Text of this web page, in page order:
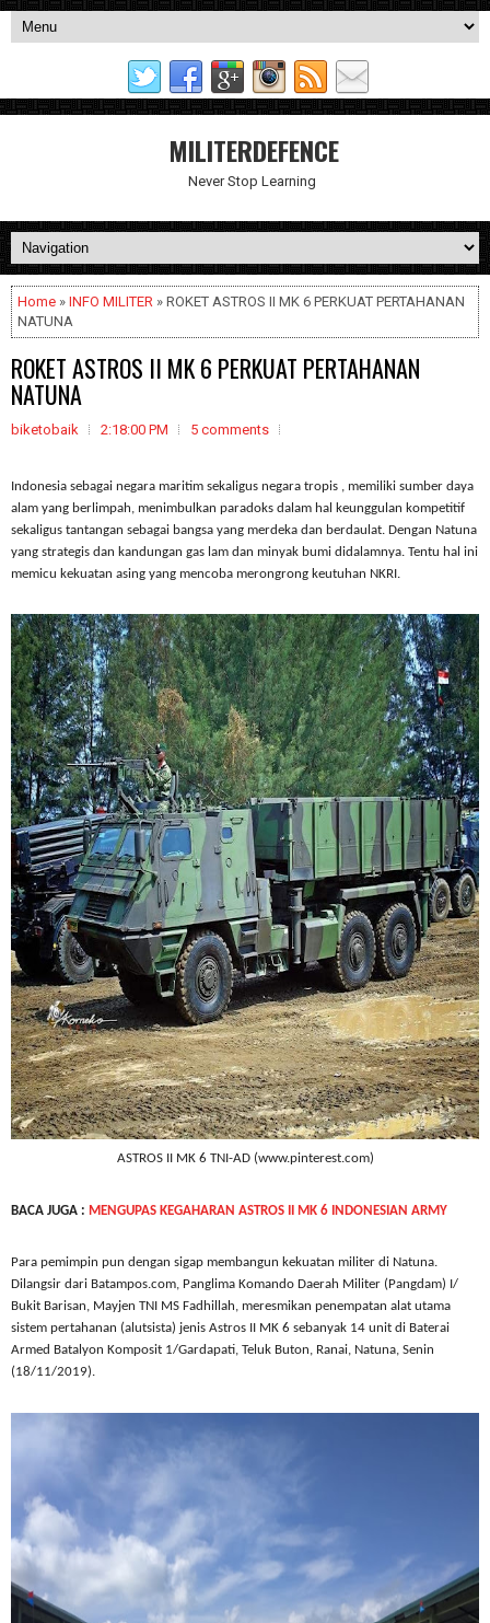
MILITERDEFENCE
Never Stop Learning
Home » INFO MILITER » ROKET ASTROS II MK 6 PERKUAT PERTAHANAN
NATUNA
ROKET ASTROS II MK 6 PERKUAT PERTAHANAN
NATUNA
biketobaik 2:18:00 PM 5 comments
Indonesia sebagai negara maritim sekaligus negara tropis , memiliki sumber daya
alam yang berlimpah, menimbulkan paradoks dalam hal keunggulan kompetitif
sekaligus tantangan sebagai bangsa yang merdeka dan berdaulat. Dengan Natuna
yang strategis dan kandungan gas lam dan minyak bumi didalamnya. Tentu hal ini
memicu kekuatan asing yang mencoba merongrong keutuhan NKRI.
ASTROS II MK 6 TNI-AD (www.pinterest.com)
BACA JUGA : MENGUPAS KEGAHARAN ASTROS II MK 6 INDONESIAN ARMY
Para pemimpin pun dengan sigap membangun kekuatan militer di Natuna.
Dilangsir dari Batampos.com, Panglima Komando Daerah Militer (Pangdam) I/
Bukit Barisan, Mayjen TNI MS Fadhillah, meresmikan penempatan alat utama
sistem pertahanan (alutsista) jenis Astros II MK 6 sebanyak 14 unit di Baterai
Armed Batalyon Komposit 1/Gardapati, Teluk Buton, Ranai, Natuna, Senin
(18/11/2019).